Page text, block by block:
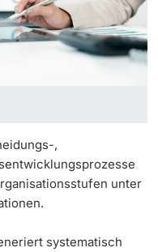
Lehre
,
unter
systematisch